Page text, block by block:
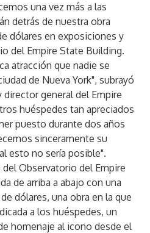
una vez más a las
detrás de nuestra obra
dólares en exposiciones y
del Empire State Building.
atracción que nadie se
de Nueva York", subrayó
general del Empire
huéspedes tan apreciados
puesto durante dos años
sinceramente su
esto no sería posible".
del Observatorio del Empire
de arriba a abajo con una
dólares, una obra en la que
a los huéspedes, un
homenaje al icono desde el